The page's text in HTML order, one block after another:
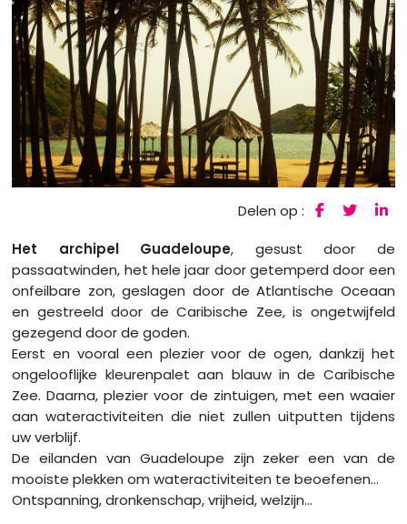
Delen op :
Het archipel Guadeloupe, gesust door de
passaatwinden, het hele jaar door getemperd door een
onfeilbare zon, geslagen door de Atlantische Oceaan
en gestreeld door de Caribische Zee, is ongetwijfeld
gezegend door de goden.
Eerst en vooral een plezier voor de ogen, dankzij het
ongelooflijke kleurenpalet aan blauw in de Caribische
Zee. Daarna, plezier voor de zintuigen, met een waaier
aan wateractiviteiten die niet zullen uitputten tijdens
uw verblijf.
De eilanden van Guadeloupe zijn zeker een van de
mooiste plekken om wateractiviteiten te beoefenen...
Ontspanning, dronkenschap, vrijheid, welzijn...